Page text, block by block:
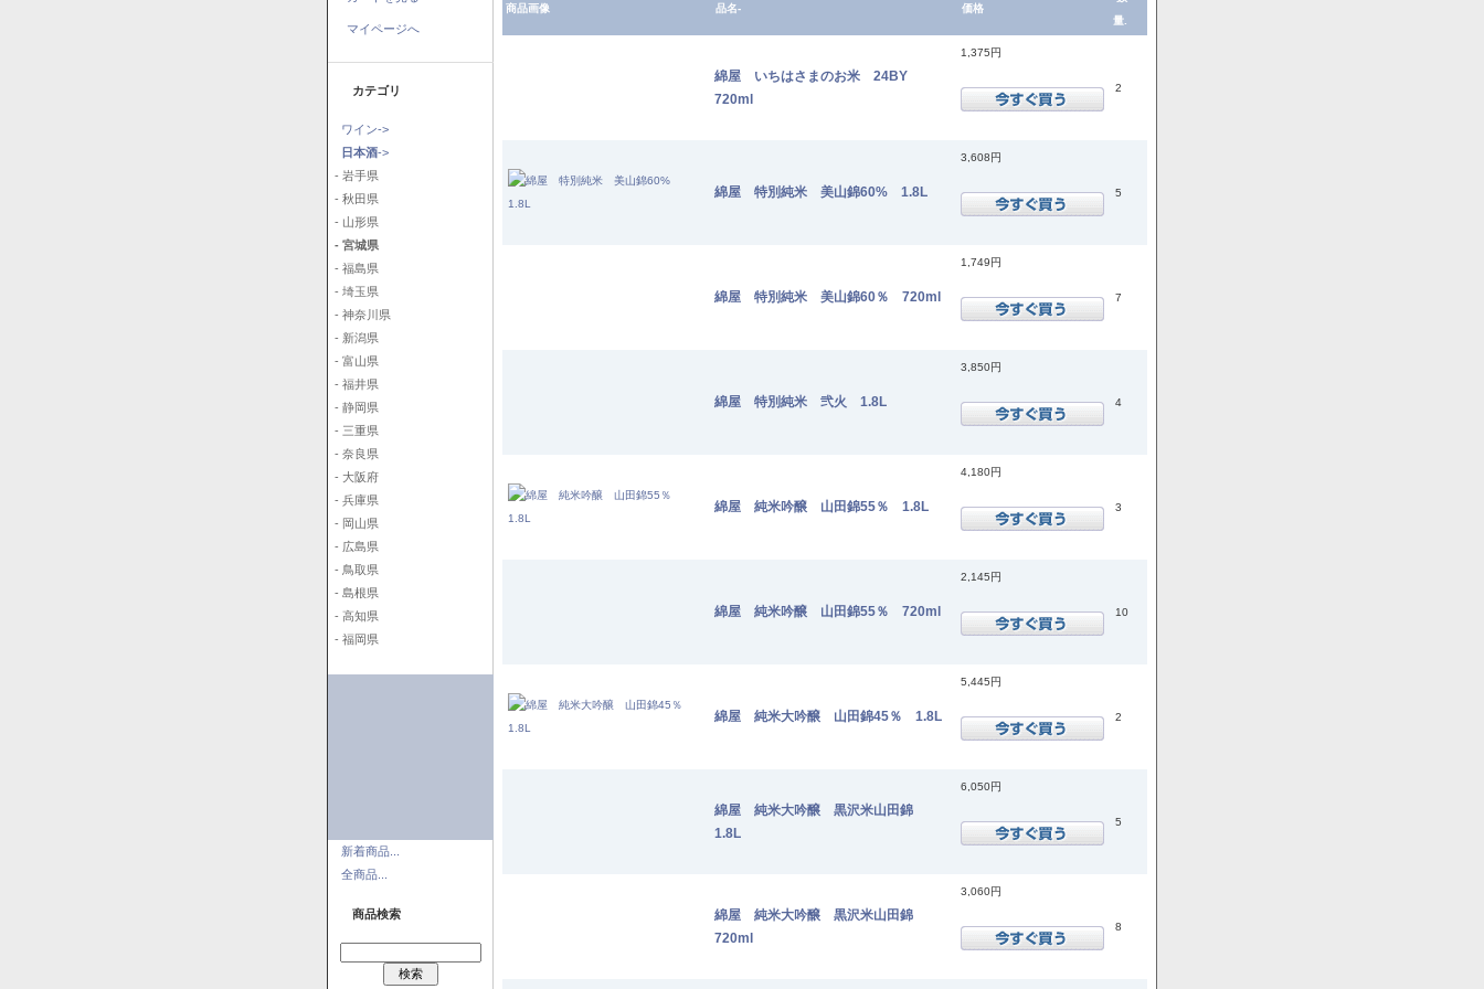
マイページへ
カテゴリ
ワイン->
日本酒->
- 岩手県
- 秋田県
- 山形県
- 宮城県
- 福島県
- 埼玉県
- 神奈川県
- 新潟県
- 富山県
- 福井県
- 静岡県
- 三重県
- 奈良県
- 大阪府
- 兵庫県
- 岡山県
- 広島県
- 鳥取県
- 島根県
- 高知県
- 福岡県
新着商品...
全商品...
商品検索
商品画像 品名- 価格
量.
綿屋 いちはさまのお米 24BY
720ml
1,375円
2
綿屋 特別純米 美山錦60% 1.8L
3,608円
5
綿屋 特別純米 美山錦60％ 720ml
1,749円
7
綿屋 特別純米 弐火 1.8L
3,850円
4
綿屋 純米吟醸 山田錦55％ 1.8L
4,180円
3
綿屋 純米吟醸 山田錦55％ 720ml
2,145円
10
綿屋 純米大吟醸 山田錦45％ 1.8L
5,445円
2
綿屋 純米大吟醸 黒沢米山田錦
1.8L
6,050円
5
綿屋 純米大吟醸 黒沢米山田錦
720ml
3,060円
8